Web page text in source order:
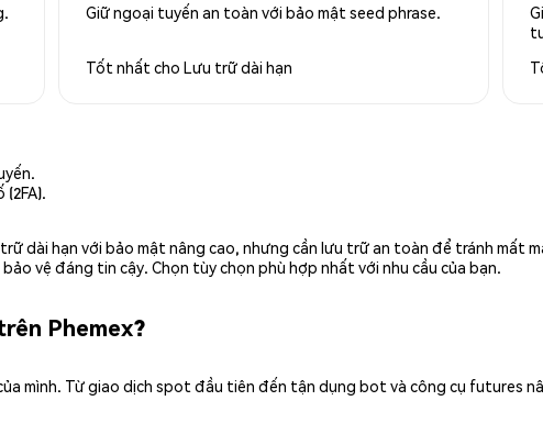
Giữ ngoại tuyến an toàn với bảo mật seed phrase.
Tốt nhất cho Lưu trữ dài hạn
dài hạn với bảo mật nâng cao, nhưng cần lưu trữ an toàn để tránh mất
vệ đáng tin cậy. Chọn tùy chọn phù hợp nhất với nhu cầu của bạn.
Phemex?
mình. Từ giao dịch spot đầu tiên đến tận dụng bot và công cụ futures